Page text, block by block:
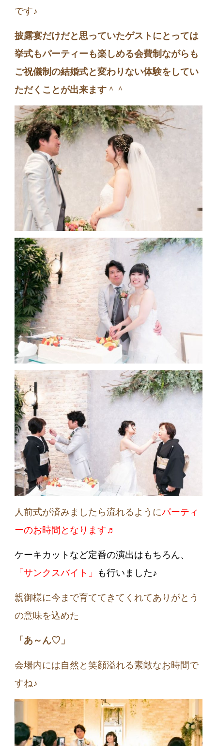
です♪
披露宴だけだと思っていたゲストにとっては
挙式もパーティーも楽しめる会費制ながらも
ご祝儀制の結婚式と変わりない体験をしてい
ただくことが出来ます＾＾
人前式が済みましたら流れるようにパーティ
ーのお時間となります♬
ケーキカットなど定番の演出はもちろん、
「サンクスバイト」
も行いました♪
親御様に今まで育ててきてくれてありがとう
の意味を込めた
「あ～ん♡」
会場内には自然と笑顔溢れる素敵なお時間で
すね♪